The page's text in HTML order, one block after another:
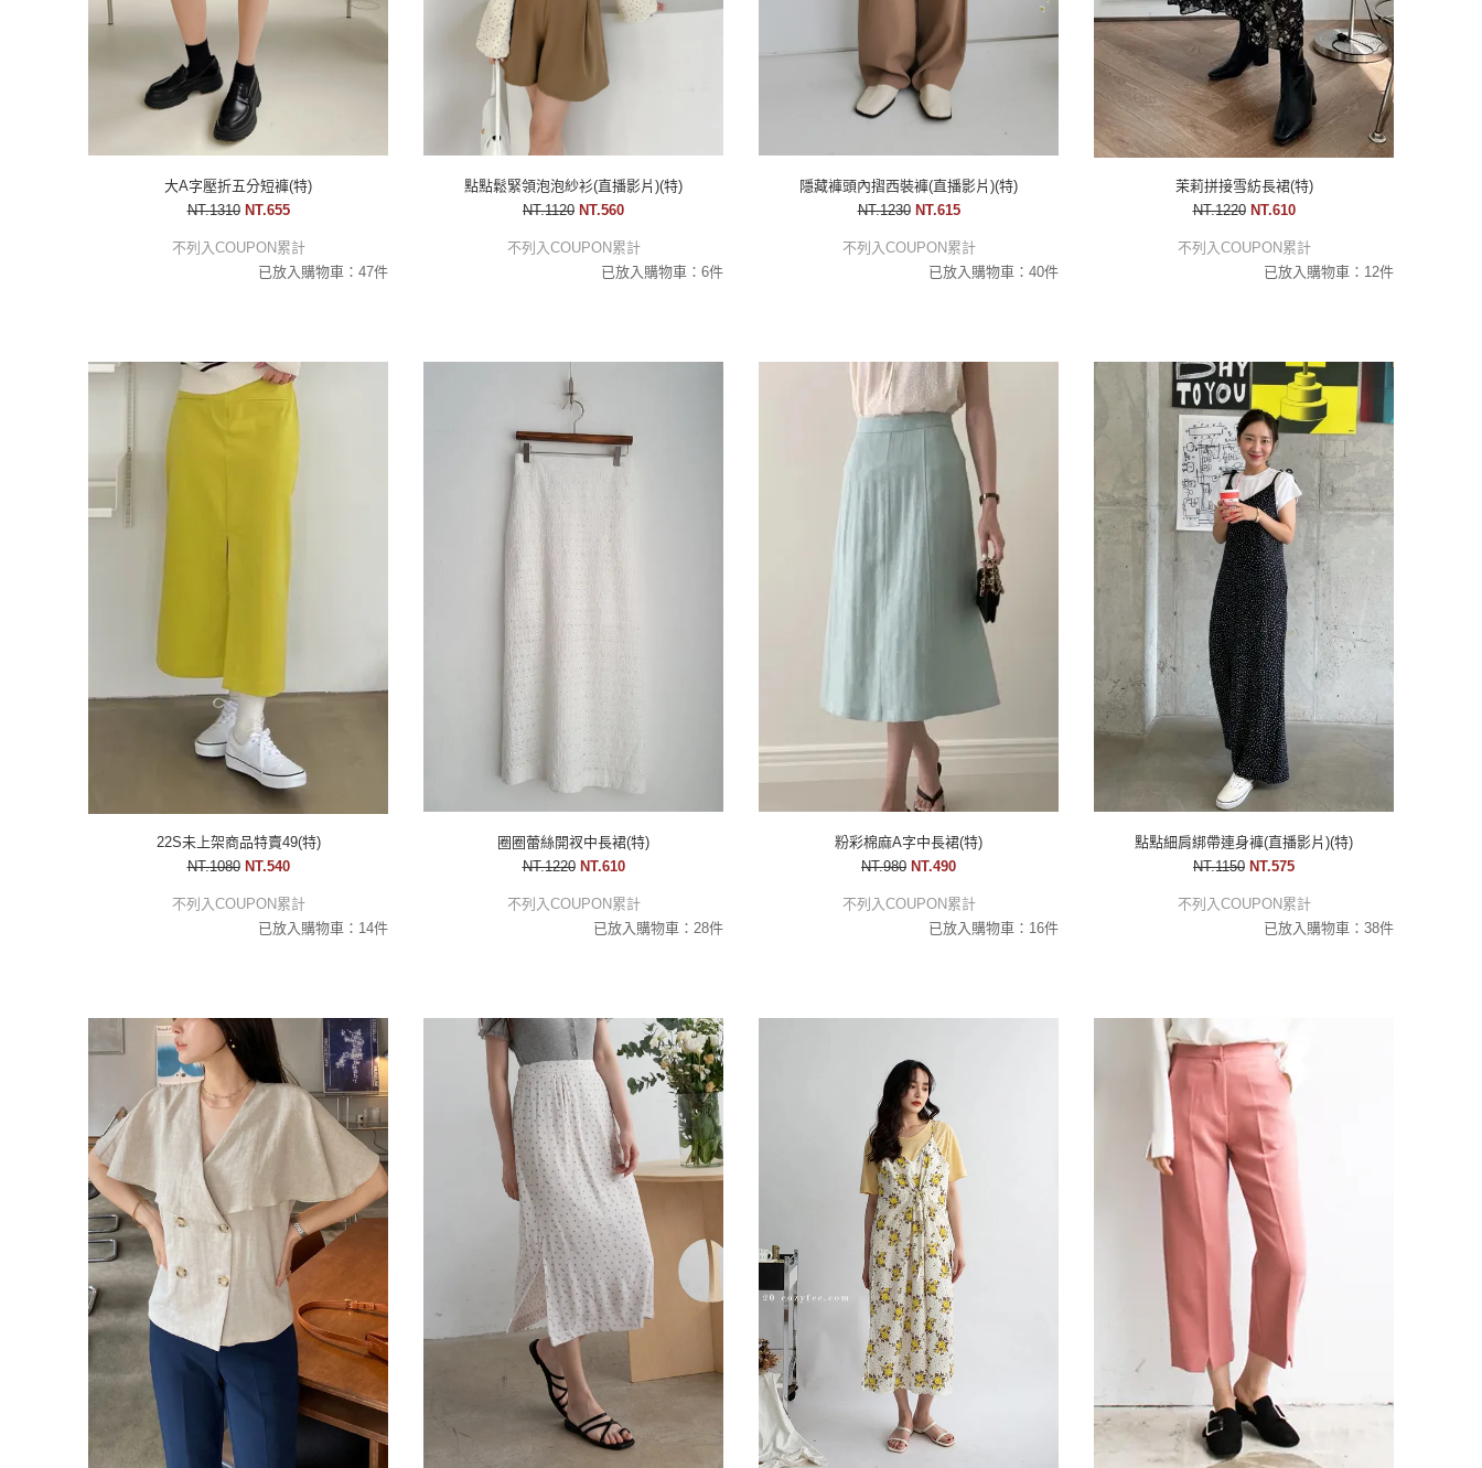
大A字壓折五分短褲(特)
NT.1310 NT.655
不列入COUPON累計
已放入購物車：47件
點點鬆緊領泡泡紗衫(直播影片)(特)
NT.1120 NT.560
不列入COUPON累計
已放入購物車：6件
隱藏褲頭內摺西裝褲(直播影片)(特)
NT.1230 NT.615
不列入COUPON累計
已放入購物車：40件
茉莉拼接雪紡長裙(特)
NT.1220 NT.610
不列入COUPON累計
已放入購物車：12件
22S未上架商品特賣49(特)
NT.1080 NT.540
不列入COUPON累計
已放入購物車：14件
圈圈蕾絲開衩中長裙(特)
NT.1220 NT.610
不列入COUPON累計
已放入購物車：28件
粉彩棉麻A字中長裙(特)
NT.980 NT.490
不列入COUPON累計
已放入購物車：16件
點點細肩綁帶連身褲(直播影片)(特)
NT.1150 NT.575
不列入COUPON累計
已放入購物車：38件